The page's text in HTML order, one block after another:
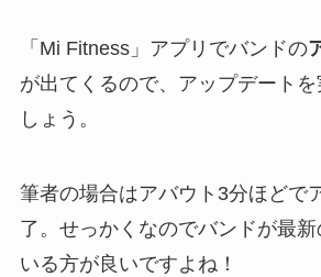
「Mi Fitness」アプリでバンドの
が出てくるので、アップデートを
しょう。
筆者の場合はアバウト3分ほどで
了。せっかくなのでバンドが最
いる方が良いですよね！